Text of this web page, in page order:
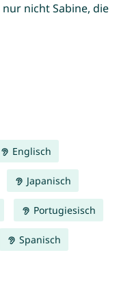
nicht Sabine, die
Englisch
Japanisch
Portugiesisch
Spanisch